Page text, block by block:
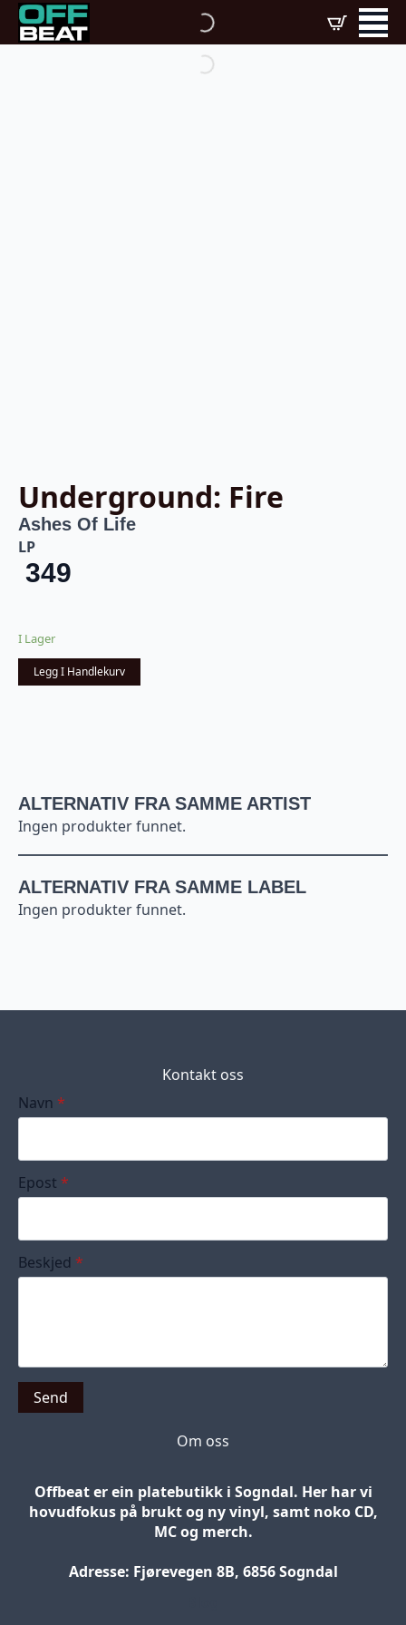
Underground: Fire
Ashes Of Life
LP
349
I Lager
Legg I Handlekurv
ALTERNATIV FRA SAMME ARTIST
Ingen produkter funnet.
ALTERNATIV FRA SAMME LABEL
Ingen produkter funnet.
Kontakt oss
Navn *
Epost *
Beskjed *
Send
Om oss
Offbeat er ein platebutikk i Sogndal. Her har vi
hovudfokus på brukt og ny vinyl, samt noko CD,
MC og merch.
Adresse: Fjørevegen 8B, 6856 Sogndal